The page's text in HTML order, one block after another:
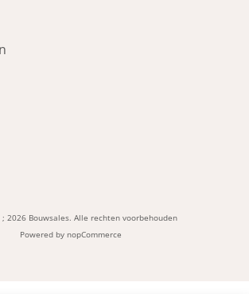
; 2026 Bouwsales. Alle rechten voorbehouden
Powered by nopCommerce